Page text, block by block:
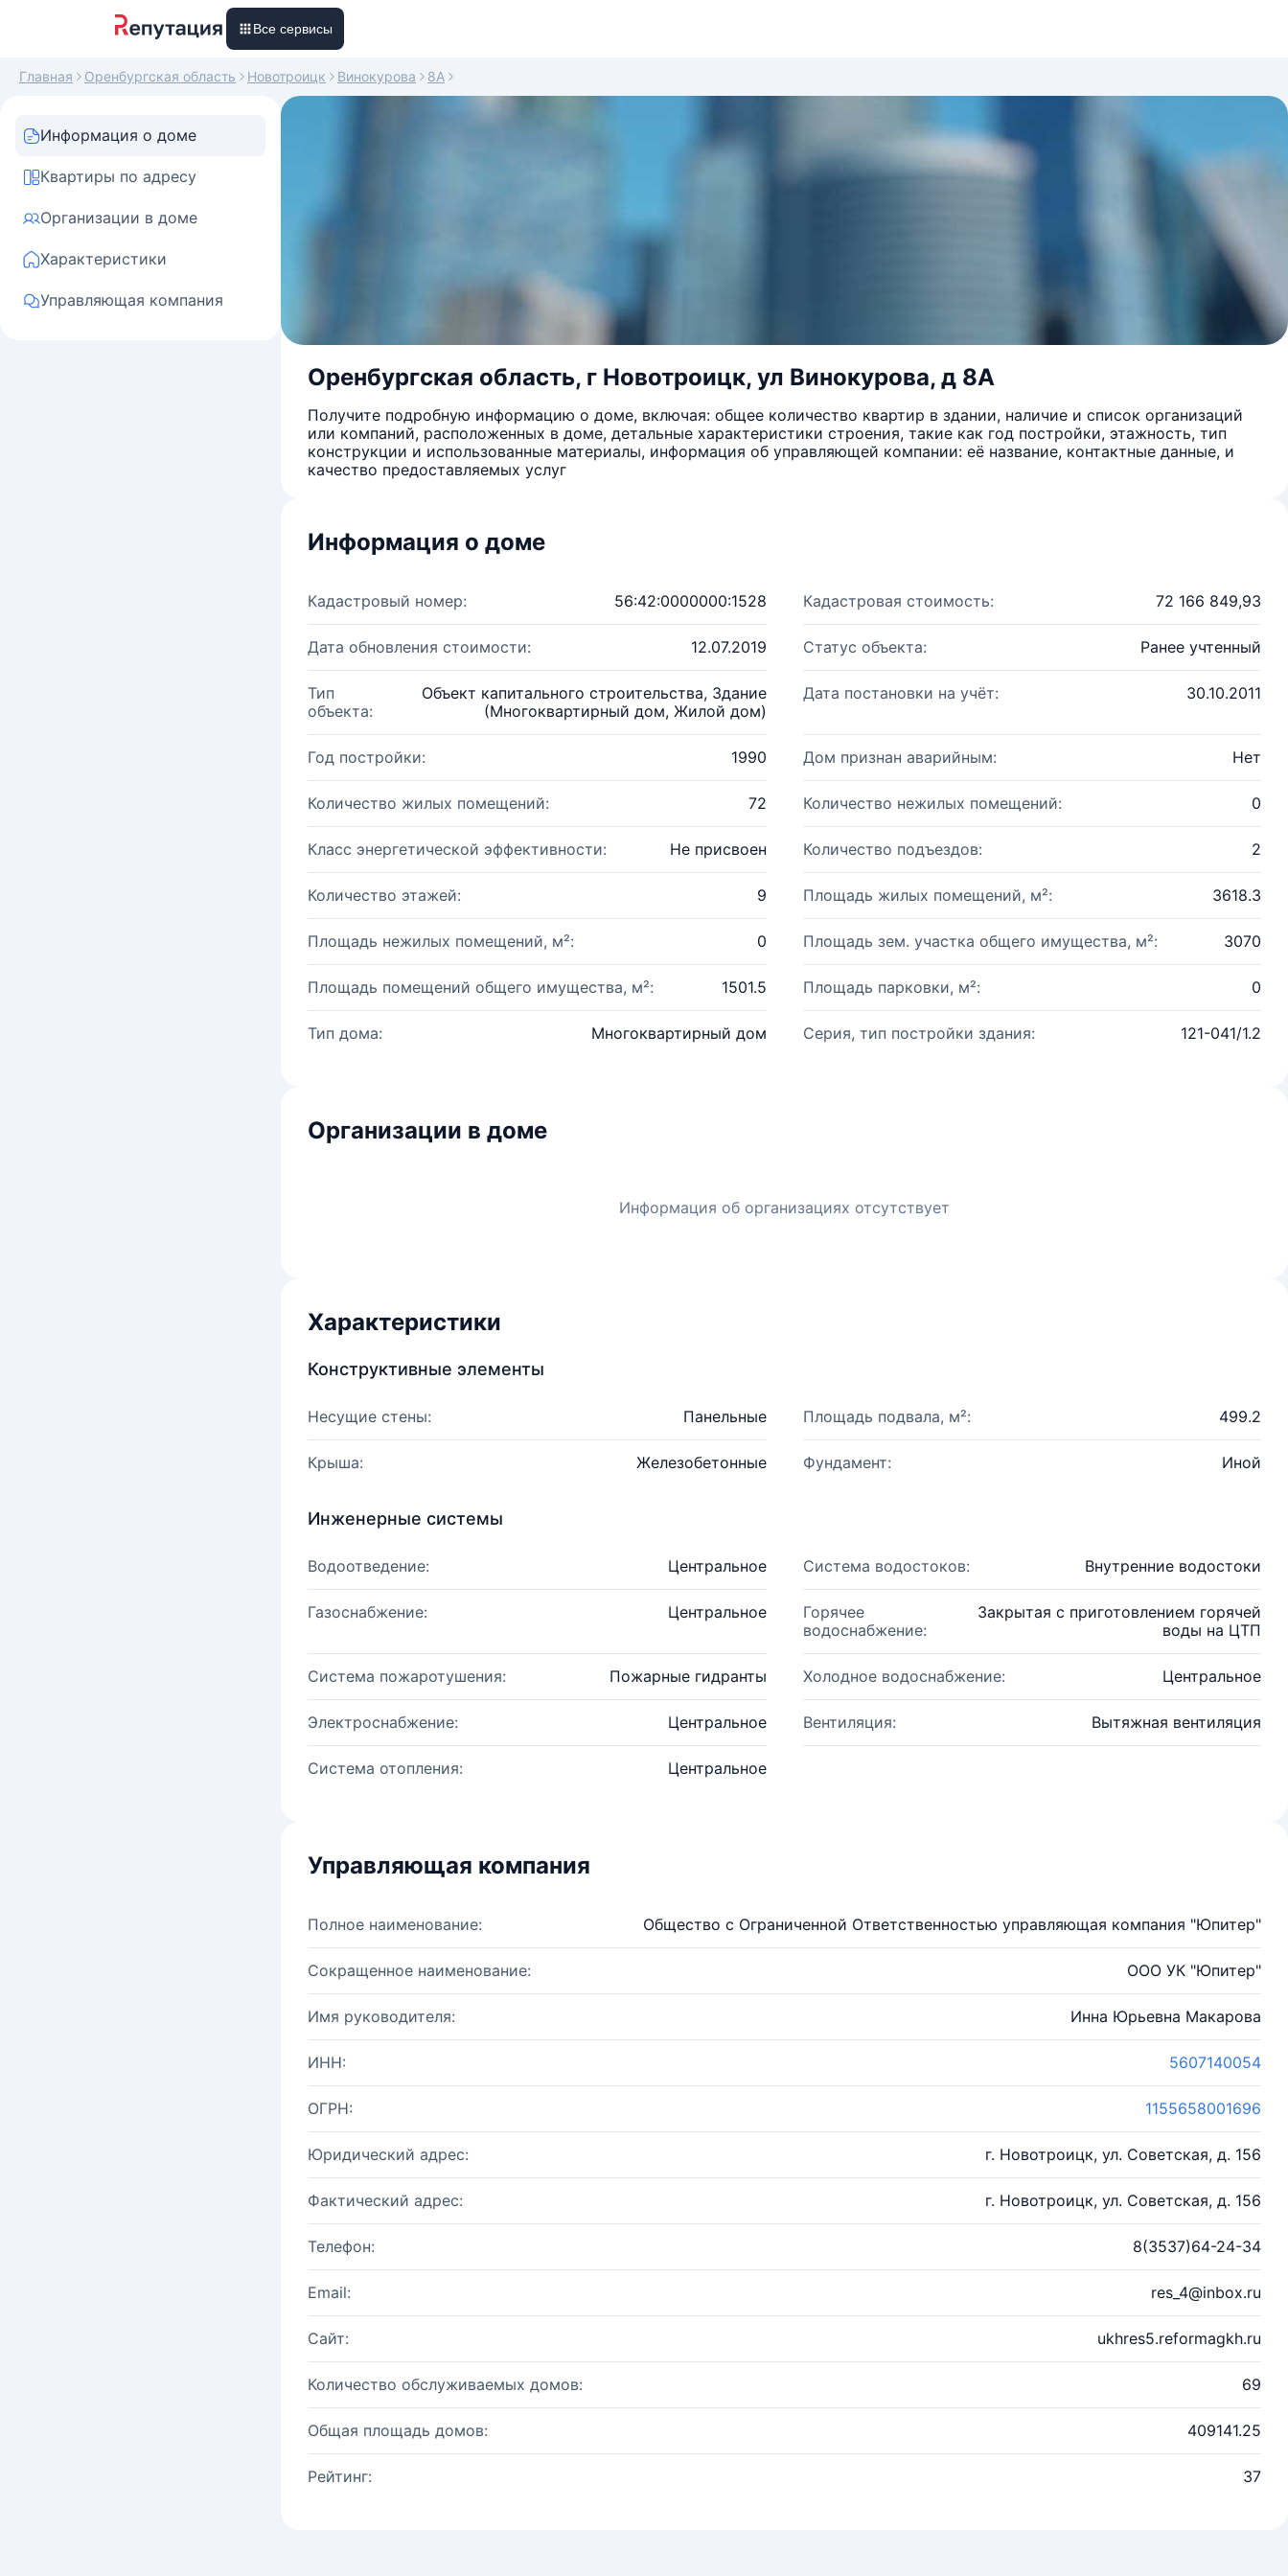
Все сервисы
Главная Оренбургская область Новотроицк Винокурова 8А
Информация о доме
Квартиры по адресу
Организации в доме
Характеристики
Управляющая компания
Оренбургская область, г Новотроицк, ул Винокурова, д 8А
Получите подробную информацию о доме, включая: общее количество квартир в здании, наличие и список организаций
или компаний, расположенных в доме, детальные характеристики строения, такие как год постройки, этажность, тип
конструкции и использованные материалы, информация об управляющей компании: её название, контактные данные, и
качество предоставляемых услуг
Информация о доме
Кадастровый номер: 56:42:0000000:1528 Кадастровая стоимость: 72 166 849,93
Дата обновления стоимости: 12.07.2019 Статус объекта: Ранее учтенный
Тип
объекта:
Объект капитального строительства, Здание
(Многоквартирный дом, Жилой дом)
Дата постановки на учёт: 30.10.2011
Год постройки: 1990 Дом признан аварийным: Нет
Количество жилых помещений: 72 Количество нежилых помещений: 0
Класс энергетической эффективности: Не присвоен Количество подъездов: 2
Количество этажей: 9 Площадь жилых помещений, м²: 3618.3
Площадь нежилых помещений, м²: 0 Площадь зем. участка общего имущества, м²: 3070
Площадь помещений общего имущества, м²: 1501.5 Площадь парковки, м²: 0
Тип дома: Многоквартирный дом Серия, тип постройки здания: 121-041/1.2
Организации в доме
Информация об организациях отсутствует
Характеристики
Конструктивные элементы
Несущие стены: Панельные Площадь подвала, м²: 499.2
Крыша: Железобетонные Фундамент: Иной
Инженерные системы
Водоотведение: Центральное Система водостоков: Внутренние водостоки
Газоснабжение: Центральное
Горячее
водоснабжение:
Закрытая с приготовлением горячей
воды на ЦТП
Система пожаротушения: Пожарные гидранты Холодное водоснабжение: Центральное
Электроснабжение: Центральное Вентиляция: Вытяжная вентиляция
Система отопления: Центральное
Управляющая компания
Полное наименование: Общество с Ограниченной Ответственностью управляющая компания "Юпитер"
Сокращенное наименование: ООО УК "Юпитер"
Имя руководителя: Инна Юрьевна Макарова
ИНН: 5607140054
ОГРН: 1155658001696
Юридический адрес: г. Новотроицк, ул. Советская, д. 156
Фактический адрес: г. Новотроицк, ул. Советская, д. 156
Телефон: 8(3537)64-24-34
Email: res_4@inbox.ru
Сайт: ukhres5.reformagkh.ru
Количество обслуживаемых домов: 69
Общая площадь домов: 409141.25
Рейтинг: 37